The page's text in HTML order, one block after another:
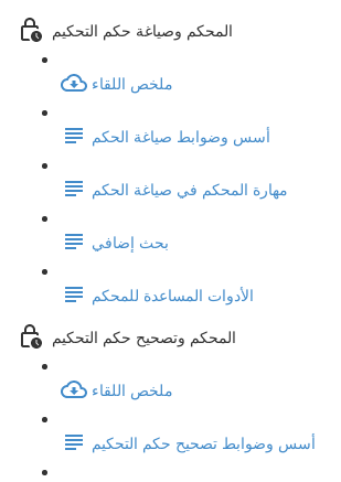
المحكم وصياغة حكم التحكيم
ملخص اللقاء
أسس وضوابط صياغة الحكم
مهارة المحكم في صياغة الحكم
بحث إضافي
الأدوات المساعدة للمحكم
المحكم وتصحيح حكم التحكيم
ملخص اللقاء
أسس وضوابط تصحيح حكم التحكيم